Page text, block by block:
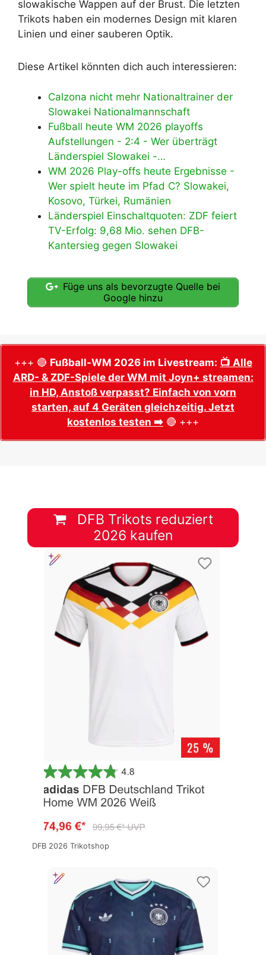
slowakische Wappen auf der Brust. Die letzten
Trikots haben ein modernes Design mit klaren
Linien und einer sauberen Optik.
Diese Artikel könnten dich auch interessieren:
Calzona nicht mehr Nationaltrainer der
Slowakei Nationalmannschaft
Fußball heute WM 2026 playoffs
Aufstellungen - 2:4 - Wer überträgt
Länderspiel Slowakei -…
WM 2026 Play-offs heute Ergebnisse -
Wer spielt heute im Pfad C? Slowakei,
Kosovo, Türkei, Rumänien
Länderspiel Einschaltquoten: ZDF feiert
TV-Erfolg: 9,68 Mio. sehen DFB-
Kantersieg gegen Slowakei
Füge uns als bevorzugte Quelle bei
Google hinzu
+++ 🔴 Fußball-WM 2026 im Livestream: 📺 Alle
ARD- & ZDF-Spiele der WM mit Joyn+ streamen:
in HD, Anstoß verpasst? Einfach von vorn
starten, auf 4 Geräten gleichzeitig. Jetzt
kostenlos testen ➡️ 🔴 +++
DFB Trikots reduziert
2026 kaufen
DFB 2026 Trikotshop